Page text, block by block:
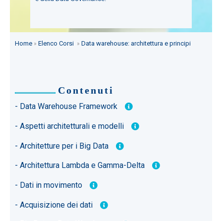
Home » Elenco Corsi » Data warehouse: architettura e principi
Contenuti
- Data Warehouse Framework
- Aspetti architetturali e modelli
- Architetture per i Big Data
- Architettura Lambda e Gamma-Delta
- Dati in movimento
- Acquisizione dei dati